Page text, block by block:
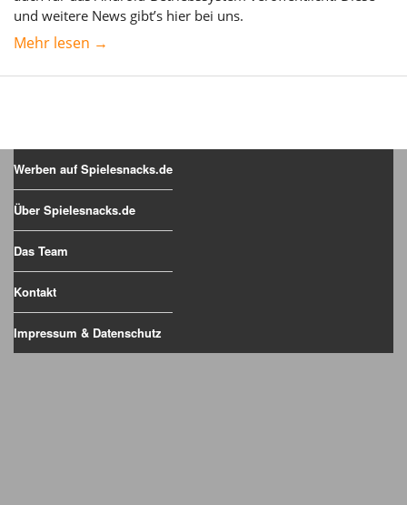
und weitere News gibt’s hier bei uns.
Mehr lesen →
Werben auf Spielesnacks.de
Über Spielesnacks.de
Das Team
Kontakt
Impressum & Datenschutz